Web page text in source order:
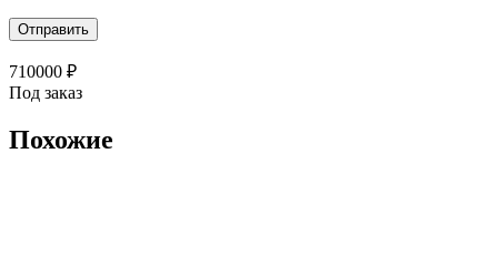
710000 ₽
Под заказ
Похожие